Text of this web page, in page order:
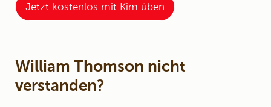
Jetzt kostenlos mit Kim üben
William Thomson nicht
verstanden?